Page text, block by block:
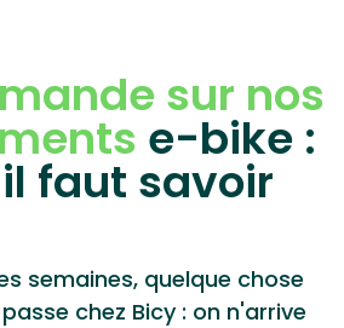
sur nos
e-bike :
semaines, quelque chose
chez Bicy : on n'arrive